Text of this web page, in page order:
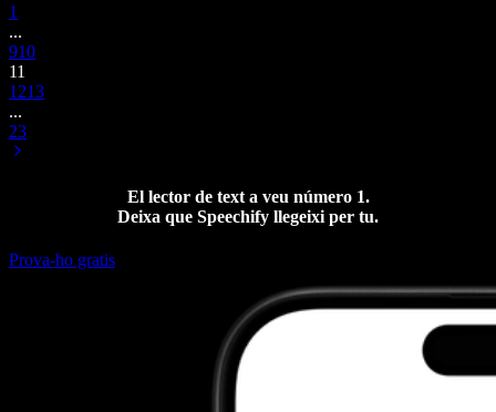
1
...
910
11
1213
...
23
El lector de text a veu número 1.
Deixa que Speechify llegeixi per tu.
Prova-ho gratis